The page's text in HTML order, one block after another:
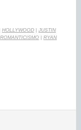
HOLLYWOOD | JUSTIN
ROMANTICISMO | RYAN